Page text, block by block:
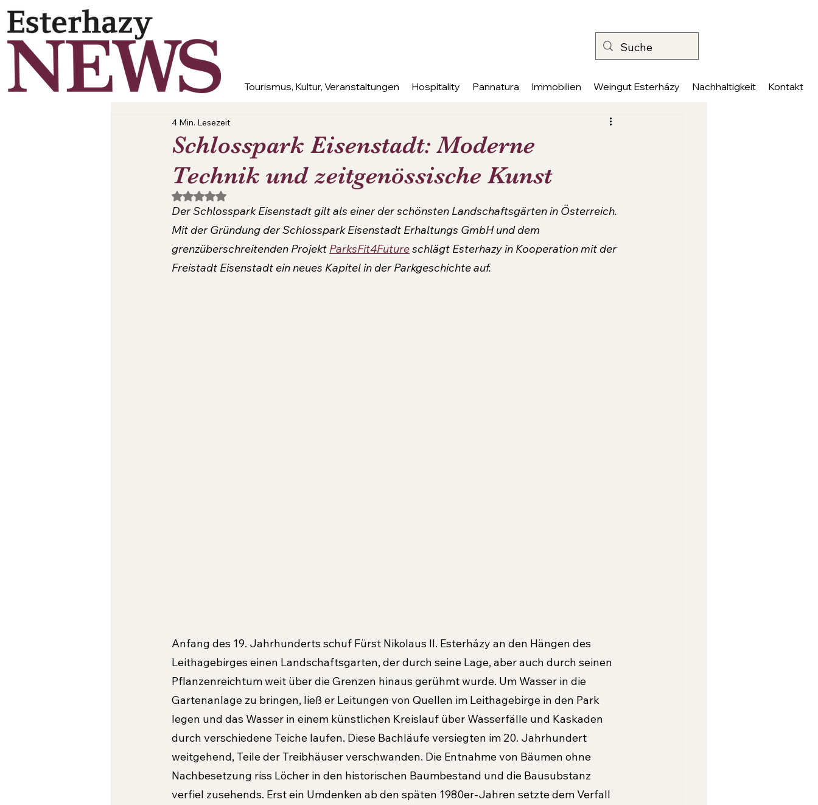
Tourismus, Kultur, Veranstaltungen Hospitality Pannatura Immobilien Weingut Esterházy Nachhaltigkeit Kontakt
Schlosspark Eisenstadt: Moderne
Technik und zeitgenössische Kunst
4 Min. Lesezeit
Mit NaN von 5 Sternen bewertet.
Der Schlosspark Eisenstadt gilt als einer der schönsten Landschaftsgärten in Österreich.
Mit der Gründung der Schlosspark Eisenstadt Erhaltungs GmbH und dem
grenzüberschreitenden Projekt ParksFit4Future schlägt Esterhazy in Kooperation mit der
Freistadt Eisenstadt ein neues Kapitel in der Parkgeschichte auf.
Anfang des 19. Jahrhunderts schuf Fürst Nikolaus II. Esterházy an den Hängen des
Leithagebirges einen Landschaftsgarten, der durch seine Lage, aber auch durch seinen
Pflanzenreichtum weit über die Grenzen hinaus gerühmt wurde. Um Wasser in die
Gartenanlage zu bringen, ließ er Leitungen von Quellen im Leithagebirge in den Park
legen und das Wasser in einem künstlichen Kreislauf über Wasserfälle und Kaskaden
durch verschiedene Teiche laufen. Diese Bachläufe versiegten im 20. Jahrhundert
weitgehend, Teile der Treibhäuser verschwanden. Die Entnahme von Bäumen ohne
Nachbesetzung riss Löcher in den historischen Baumbestand und die Bausubstanz
verfiel zusehends. Erst ein Umdenken ab den späten 1980er-Jahren setzte dem Verfall